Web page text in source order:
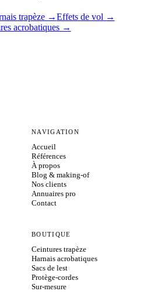
trapèze →Effets de vol →
acrobatiques →
NAVIGATION
Accueil
Références
À propos
Blog & making-of
Nos clients
Annuaires pro
Contact
BOUTIQUE
Ceintures trapèze
Harnais acrobatiques
Sacs de lest
Protège-cordes
Sur-mesure